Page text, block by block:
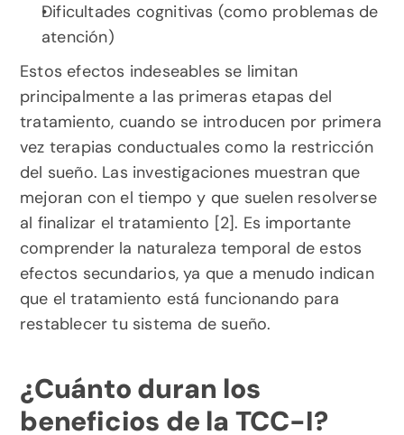
Dificultades cognitivas (como problemas de
atención)
Estos efectos indeseables se limitan
principalmente a las primeras etapas del
tratamiento, cuando se introducen por primera
vez terapias conductuales como la restricción
del sueño. Las investigaciones muestran que
mejoran con el tiempo y que suelen resolverse
al finalizar el tratamiento [2]. Es importante
comprender la naturaleza temporal de estos
efectos secundarios, ya que a menudo indican
que el tratamiento está funcionando para
restablecer tu sistema de sueño.
¿Cuánto duran los
beneficios de la TCC-I?